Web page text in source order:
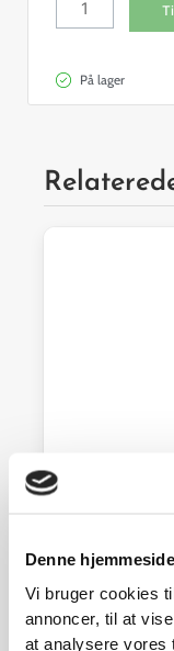
Denne
Vi bruger cookies
annoncer, til at
at analysere vores
På lager
Sherriff jakke
1.770,00
På lager